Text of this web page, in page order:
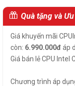
Quà tặng và
Giá khuyến mãi
còn: 6.990.000đ áp
Giá bán lẻ CPU Intel
Chương trình áp